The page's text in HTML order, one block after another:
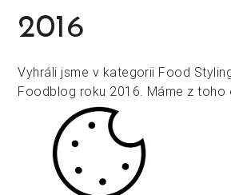
2016
Vyhráli jsme v kategorii Food
Foodblog roku 2016. Máme z toho